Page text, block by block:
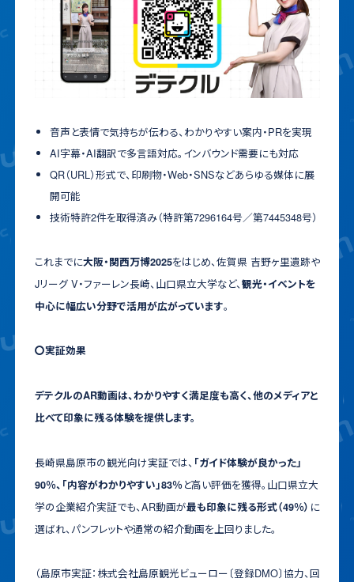
音声と表情で気持ちが伝わる、わかりやすい案内・PRを実現
AI字幕・AI翻訳で多言語対応。インバウンド需要にも対応
QR（URL）形式で、印刷物・Web・SNSなどあらゆる媒体に展
開可能
技術特許2件を取得済み（特許第7296164号／第7445348号）
これまでに大阪・関西万博2025をはじめ、佐賀県 吉野ヶ里遺跡や
Jリーグ V・ファーレン長崎、山口県立大学など、観光・イベントを
中心に幅広い分野で活用が広がっています。
〇実証効果
デテクルのAR動画は、わかりやすく満足度も高く、他のメディアと
比べて印象に残る体験を提供します。
長崎県島原市の観光向け実証では、 「ガイド体験が良かった」
90％、「内容がわかりやすい」83％と高い評価を獲得。山口県立大
学の企業紹介実証でも、AR動画が最も印象に残る形式（49％） に
選ばれ、パンフレットや通常の紹介動画を上回りました。
（島原市実証：株式会社島原観光ビューロー〔登録DMO〕協力、回